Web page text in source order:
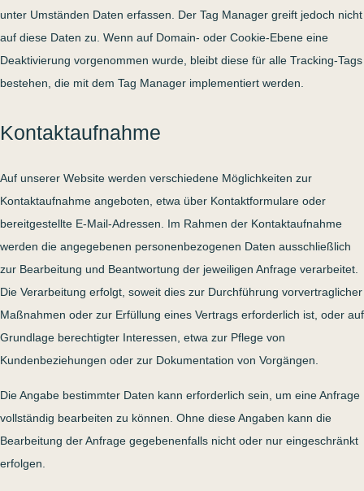
unter Umständen Daten erfassen. Der Tag Manager greift jedoch nicht
auf diese Daten zu. Wenn auf Domain- oder Cookie-Ebene eine
Deaktivierung vorgenommen wurde, bleibt diese für alle Tracking-Tags
bestehen, die mit dem Tag Manager implementiert werden.
Kontaktaufnahme
Auf unserer Website werden verschiedene Möglichkeiten zur
Kontaktaufnahme angeboten, etwa über Kontaktformulare oder
bereitgestellte E-Mail-Adressen. Im Rahmen der Kontaktaufnahme
werden die angegebenen personenbezogenen Daten ausschließlich
zur Bearbeitung und Beantwortung der jeweiligen Anfrage verarbeitet.
Die Verarbeitung erfolgt, soweit dies zur Durchführung vorvertraglicher
Maßnahmen oder zur Erfüllung eines Vertrags erforderlich ist, oder auf
Grundlage berechtigter Interessen, etwa zur Pflege von
Kundenbeziehungen oder zur Dokumentation von Vorgängen.
Die Angabe bestimmter Daten kann erforderlich sein, um eine Anfrage
vollständig bearbeiten zu können. Ohne diese Angaben kann die
Bearbeitung der Anfrage gegebenenfalls nicht oder nur eingeschränkt
erfolgen.